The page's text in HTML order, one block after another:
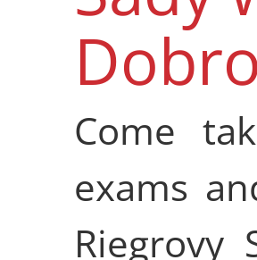
Come
exams
Riegrovy